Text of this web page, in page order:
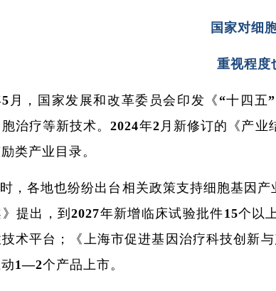
国家对细
重视程度
5月，国家发展和改革委员会印发《“十四
治疗等新技术。2024年2月新修订的《产
类产业目录。
，各地也纷纷出台相关政策支持细胞基因
提出，到2027年新增临床试验批件15个
术平台；《上海市促进基因治疗科技创新
1—2个产品上市。